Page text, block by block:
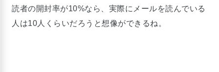
読者の開封率が10%なら、実際にメールを読んでいる
人は10人くらいだろうと想像ができるね。